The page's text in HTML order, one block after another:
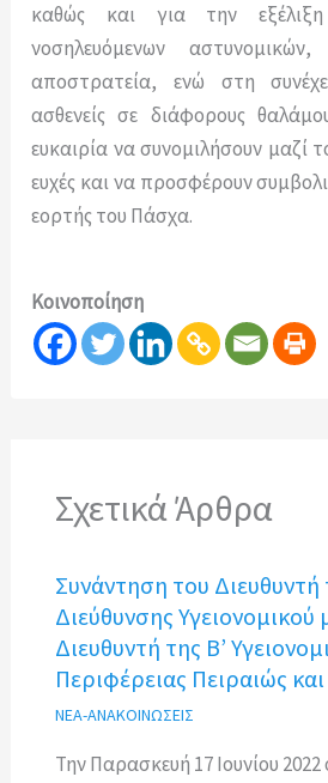
καθώς και για την
νοσηλευόμενων
αποστρατεία, ενώ στη
ασθενείς σε διάφορους
ευκαιρία να συνομιλήσουν μαζί
ευχές και να προσφέρουν
εορτής του Πάσχα.
Κοινοποίηση
Σχετικά Άρθρα
Συνάντηση του Διευθυντή
Διεύθυνσης Υγειονομικού
Διευθυντή της Β’
Περιφέρειας Πειραιώς και
ΝΕΑ-ΑΝΑΚΟΙΝΩΣΕΙΣ
Την Παρασκευή 17 Ιουνίου 2022